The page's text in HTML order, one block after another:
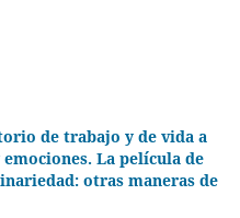
de trabajo y de vida a
La película de
otras maneras de